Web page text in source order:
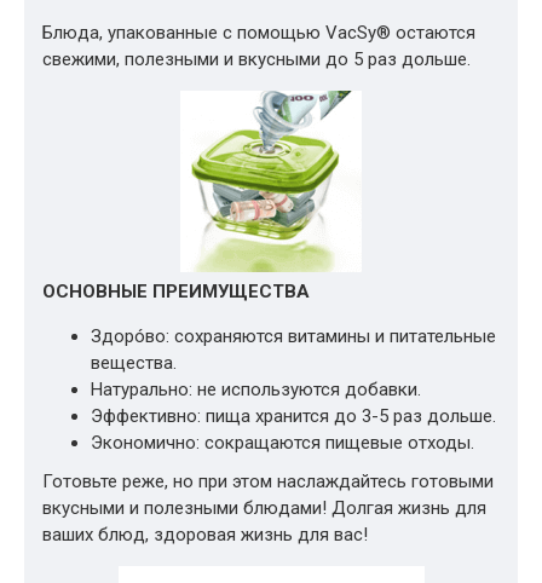
Блюда, упакованные с помощью VacSy® остаются
свежими, полезными и вкусными до 5 раз дольше.
ОСНОВНЫЕ ПРЕИМУЩЕСТВА
Здорóво: сохраняются витамины и питательные
вещества.
Натурально: не используются добавки.
Эффективно: пища хранится до 3-5 раз дольше.
Экономично: сокращаются пищевые отходы.
Готовьте реже, но при этом наслаждайтесь готовыми
вкусными и полезными блюдами! Долгая жизнь для
ваших блюд, здоровая жизнь для вас!